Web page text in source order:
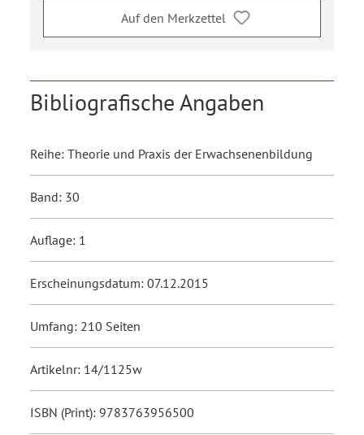
Auf den Merkzettel
Bibliografische Angaben
Reihe: Theorie und Praxis der Erwachsenenbildung
Band: 30
Auflage: 1
Erscheinungsdatum: 07.12.2015
Umfang: 210 Seiten
Artikelnr: 14/1125w
ISBN (Print): 9783763956500